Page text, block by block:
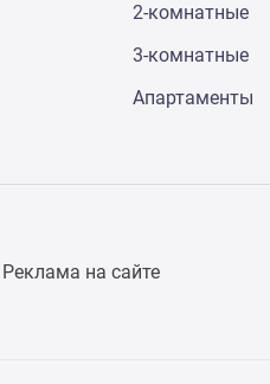
2-комнатные
3-комнатные
Апартаменты
Реклама на сайте